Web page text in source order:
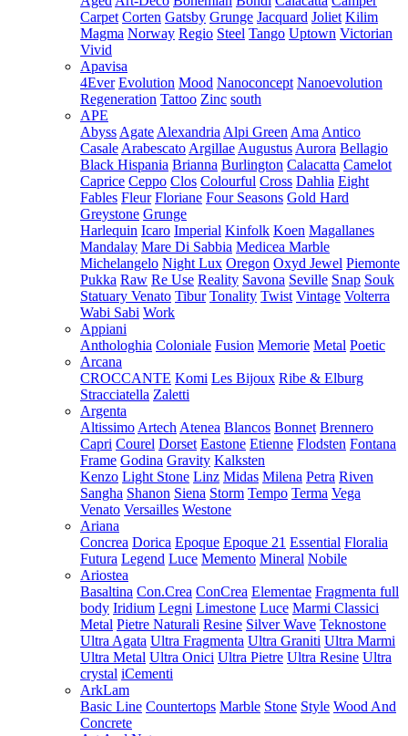
Carpet Corten Gatsby Grunge Jacquard Joliet Kilim
Magma Norway Regio Steel Tango Uptown Victorian
Vivid
Apavisa
4Ever Evolution Mood Nanoconcept Nanoevolution
Regeneration Tattoo Zinc south
APE
Abyss Agate Alexandria Alpi Green Ama Antico
Casale Arabescato Argillae Augustus Aurora Bellagio
Black Hispania Brianna Burlington Calacatta Camelot
Caprice Ceppo Clos Colourful Cross Dahlia Eight
Fables Fleur Floriane Four Seasons Gold Hard
Greystone Grunge
Harlequin Icaro Imperial Kinfolk Koen Magallanes
Mandalay Mare Di Sabbia Medicea Marble
Michelangelo Night Lux Oregon Oxyd Jewel Piemonte
Pukka Raw Re Use Reality Savona Seville Snap Souk
Statuary Venato Tibur Tonality Twist Vintage Volterra
Wabi Sabi Work
Appiani
Anthologhia Coloniale Fusion Memorie Metal Poetic
Arcana
CROCCANTE Komi Les Bijoux Ribe & Elburg
Stracciatella Zaletti
Argenta
Altissimo Artech Atenea Blancos Bonnet Brennero
Capri Courel Dorset Eastone Etienne Flodsten Fontana
Frame Godina Gravity Kalksten
Kenzo Light Stone Linz Midas Milena Petra Riven
Sangha Shanon Siena Storm Tempo Terma Vega
Venato Versailles Westone
Ariana
Concrea Dorica Epoque Epoque 21 Essential Floralia
Futura Legend Luce Memento Mineral Nobile
Ariostea
Basaltina Con.Crea ConCrea Elementae Fragmenta full
body Iridium Legni Limestone Luce Marmi Classici
Metal Pietre Naturali Resine Silver Wave Teknostone
Ultra Agata Ultra Fragmenta Ultra Graniti Ultra Marmi
Ultra Metal Ultra Onici Ultra Pietre Ultra Resine Ultra
crystal iCementi
ArkLam
Basic Line Countertops Marble Stone Style Wood And
Concrete